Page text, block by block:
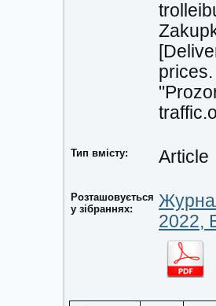
Тип вмісту: Article
Розташовується
у зібраннях:
2022,